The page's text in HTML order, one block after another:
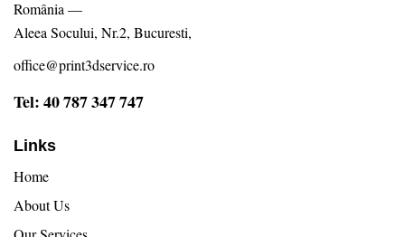
România —
Aleea Socului, Nr.2, Bucuresti,
office@print3dservice.ro
Tel: 40 787 347 747
Links
Home
About Us